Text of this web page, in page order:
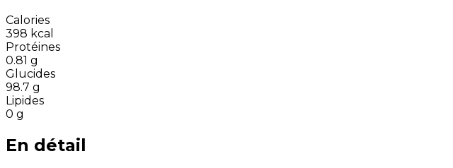
Calories
398 kcal
Protéines
0.81 g
Glucides
98.7 g
Lipides
0 g
En détail